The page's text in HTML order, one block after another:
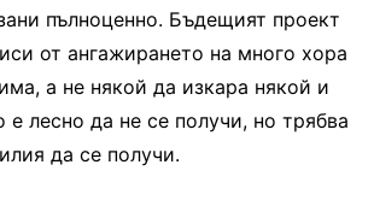
пълноценно. Бъдещият проект
от ангажирането на много хора
а не някой да изкара някой и
е лесно да не се получи, но трябва
да се получи.